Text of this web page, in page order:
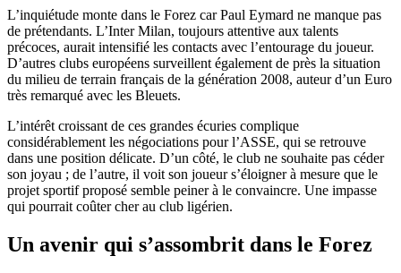
L’inquiétude monte dans le Forez car Paul Eymard ne manque pas
de prétendants. L’Inter Milan, toujours attentive aux talents
précoces, aurait intensifié les contacts avec l’entourage du joueur.
D’autres clubs européens surveillent également de près la situation
du milieu de terrain français de la génération 2008, auteur d’un Euro
très remarqué avec les Bleuets.
L’intérêt croissant de ces grandes écuries complique
considérablement les négociations pour l’ASSE, qui se retrouve
dans une position délicate. D’un côté, le club ne souhaite pas céder
son joyau ; de l’autre, il voit son joueur s’éloigner à mesure que le
projet sportif proposé semble peiner à le convaincre. Une impasse
qui pourrait coûter cher au club ligérien.
Un avenir qui s’assombrit dans le Forez